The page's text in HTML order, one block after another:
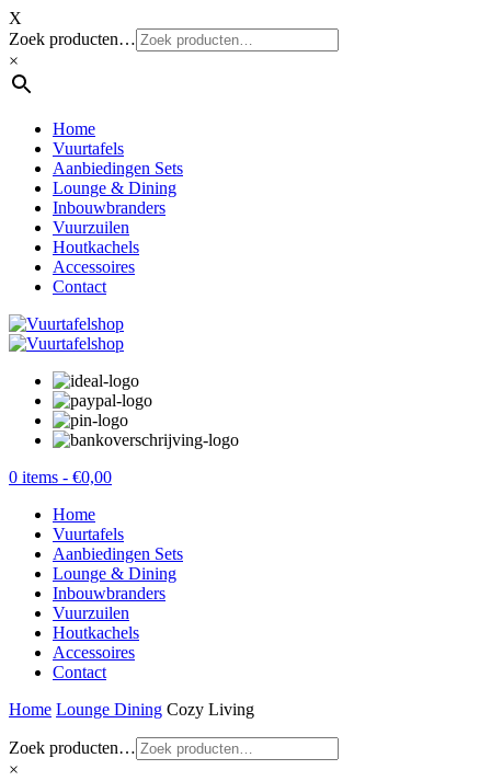
X
Zoek producten…
×
Home
Vuurtafels
Aanbiedingen Sets
Lounge & Dining
Inbouwbranders
Vuurzuilen
Houtkachels
Accessoires
Contact
0 items - €0,00
Home
Vuurtafels
Aanbiedingen Sets
Lounge & Dining
Inbouwbranders
Vuurzuilen
Houtkachels
Accessoires
Contact
Home Lounge Dining Cozy Living
Zoek producten…
×